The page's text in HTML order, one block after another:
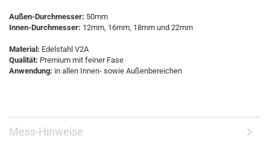
Außen-Durchmesser: 50mm
Innen-Durchmesser: 12mm, 16mm, 18mm und 22mm
Material: Edelstahl V2A
Qualität: Premium mit feiner Fase
Anwendung: in allen Innen- sowie Außenbereichen
Mess-Hinweise